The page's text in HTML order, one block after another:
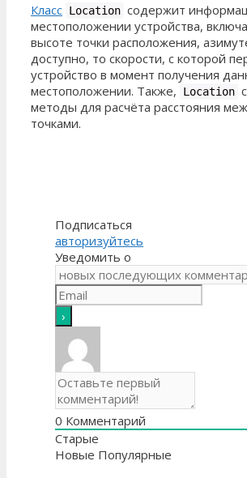
Класс Location содержит
местоположении устройства,
высоте точки расположения,
доступно, то скорости, с которой
устройство в момент получения
местоположении. Также,
Location
методы для расчёта расстояния
точками.
Подписаться
авторизуйтесь
Уведомить о
0 Комментарий
Старые
Новые Популярные